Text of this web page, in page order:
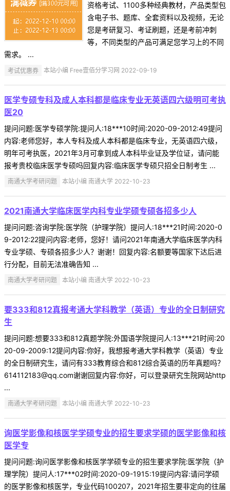
资格考试、1100多种经典教材，产品类型包
含电子书、题库、全套资料以及视频，无论
您是考研复习、考证刷题，还是考前冲刺
等，不同类型的产品可满足您学习上的不同
需求。 ...
考试优惠券 本站小编 Free壹佰分学习网 2022-09-19
医学专硕专科及成人本科都是临床专业无英语四六级明可考执
医20
提问问题:医学专硕学院:提问人:18***10时间:2020-09-2012:49提问
内容:老师您好，本人专科及成人本科都是临床专业，无英语四六级，
明年可考执医，2021年3月可拿到成人本科毕业证及学位证，请问能
报考贵校临床医学专硕吗回复内容:临床医学专硕只招全日制考生 ...
南通大学考研问题 本站小编 南通大学 2022-10-23
2021南通大学临床医学内科专业学硕专硕各招多少人
提问问题:咨询学院:医学院（护理学院）提问人:18***21时间:2020-0
9-2012:22提问内容:老师，您好！请问2021年南通大学临床医学内科
专业学硕、专硕各招多少人？谢谢！回复内容:名额要等国家下达后进
行分配，目前无法准确告知 ...
南通大学考研问题 本站小编 南通大学 2022-10-23
要333和812真报考通大学科教学（英语）专业的全日制研究
生
提问问题:想要333和812真题学院:外国语学院提问人:13***21时间:20
20-09-2009:12提问内容:你好，我想报考通大学科教学（英语）专业
的全日制研究生，请问有333教育综合和812综合英语的历年真题吗？
614112183@qq.com谢谢回复内容:你好，可以登录研究生院网站http
...
南通大学考研问题 本站小编 南通大学 2022-10-23
询医学影像和核医学学硕专业的招生要求学硕的医学影像和核
医学专
提问问题:询问医学影像和核医学学硕专业的招生要求学院:医学院（护
理学院）提问人:17***02时间:2020-09-1915:19提问内容:请问学硕
的医学影像和核医学，专业代码100207，2021年招生要非定向的往届